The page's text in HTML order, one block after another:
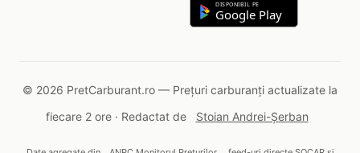
DISPONIBIL PE
Google Play
© 2026 PretCarburant.ro — Prețuri carburanți actualizate la
fiecare 2 ore · Redactat de
Stoian Andrei-Șerban